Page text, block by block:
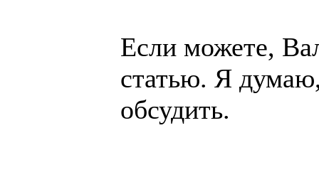
Если можете,
статью. Я
обсудить.